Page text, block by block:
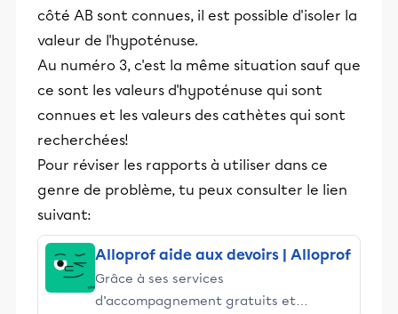
côté AB sont connues, il est possible d'isoler la
valeur de l'hypoténuse.
Au numéro 3, c'est la même situation sauf que
ce sont les valeurs d'hypoténuse qui sont
connues et les valeurs des cathètes qui sont
recherchées!
Pour réviser les rapports à utiliser dans ce
genre de problème, tu peux consulter le lien
suivant:
Alloprof aide aux devoirs | Alloprof
Grâce à ses services
d’accompagnement gratuits et